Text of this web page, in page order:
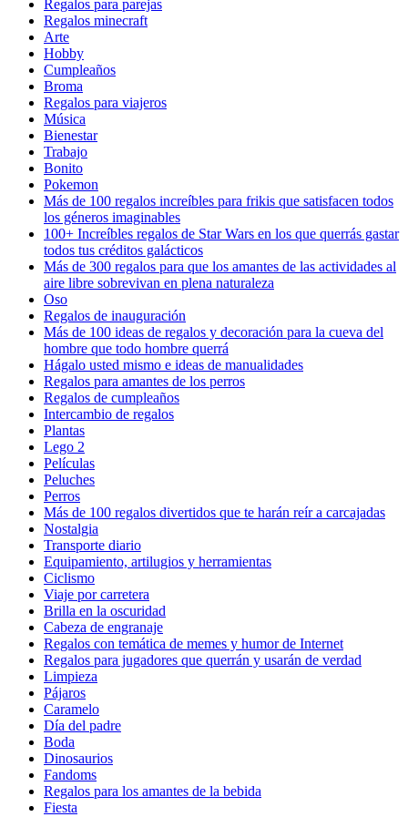
Regalos para parejas
Regalos minecraft
Arte
Hobby
Cumpleaños
Broma
Regalos para viajeros
Música
Bienestar
Trabajo
Bonito
Pokemon
Más de 100 regalos increíbles para frikis que satisfacen todos
los géneros imaginables
100+ Increíbles regalos de Star Wars en los que querrás gastar
todos tus créditos galácticos
Más de 300 regalos para que los amantes de las actividades al
aire libre sobrevivan en plena naturaleza
Oso
Regalos de inauguración
Más de 100 ideas de regalos y decoración para la cueva del
hombre que todo hombre querrá
Hágalo usted mismo e ideas de manualidades
Regalos para amantes de los perros
Regalos de cumpleaños
Intercambio de regalos
Plantas
Lego 2
Películas
Peluches
Perros
Más de 100 regalos divertidos que te harán reír a carcajadas
Nostalgia
Transporte diario
Equipamiento, artilugios y herramientas
Ciclismo
Viaje por carretera
Brilla en la oscuridad
Cabeza de engranaje
Regalos con temática de memes y humor de Internet
Regalos para jugadores que querrán y usarán de verdad
Limpieza
Pájaros
Caramelo
Día del padre
Boda
Dinosaurios
Fandoms
Regalos para los amantes de la bebida
Fiesta